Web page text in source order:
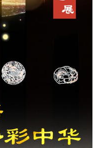
量子 体育
金融 汽车
能源 会展